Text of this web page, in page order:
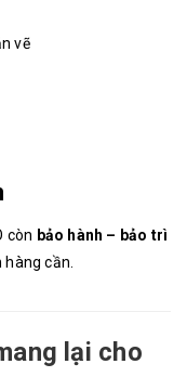
vẽ
còn bảo hành – bảo trì
cần.
lại cho